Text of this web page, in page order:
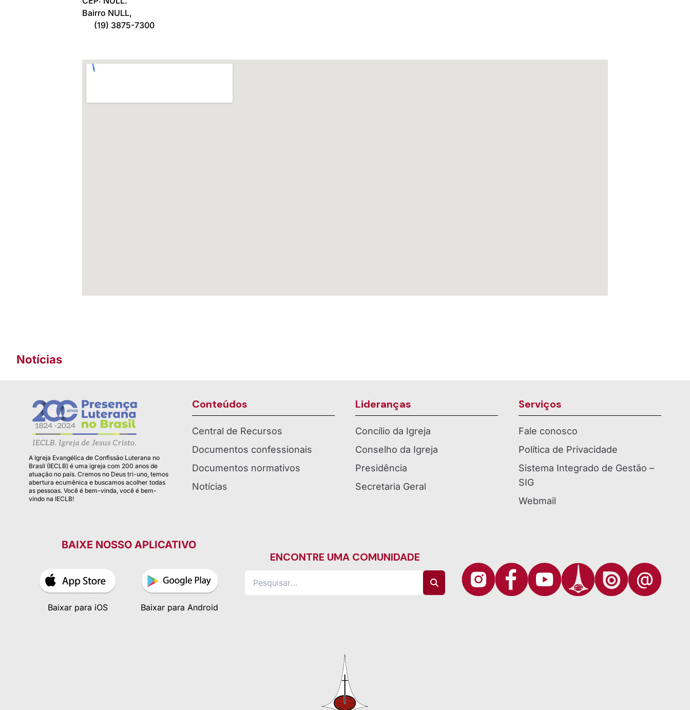
Bairro NULL,
(19) 3875-7300
Notícias
A Igreja Evangélica de Confissão Luterana no
Brasil (IECLB) é uma igreja com 200 anos de
atuação no país. Cremos no Deus tri-uno, temos
abertura ecumênica e buscamos acolher todas
as pessoas. Você é bem-vinda, você é bem-
vindo na IECLB!
Conteúdos
Central de Recursos
Documentos confessionais
Documentos normativos
Notícias
Lideranças
Concílio da Igreja
Conselho da Igreja
Presidência
Secretaria Geral
Serviços
Fale conosco
Política de Privacidade
Sistema Integrado de Gestão –
SIG
Webmail
BAIXE NOSSO APLICATIVO
Baixar para iOS Baixar para Android
ENCONTRE UMA COMUNIDADE